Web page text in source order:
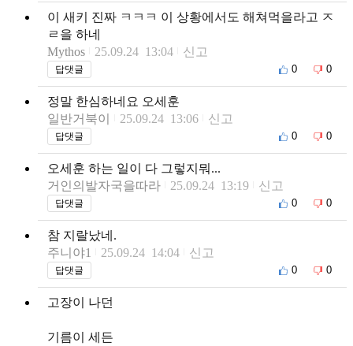
이 새키 진짜 ㅋㅋㅋ 이 상황에서도 해쳐먹을라고 ㅈ
ㄹ을 하네
Mythos
25.09.24 13:04 신고
답댓글 0 0
정말 한심하네요 오세훈
일반거북이
25.09.24 13:06 신고
답댓글 0 0
오세훈 하는 일이 다 그렇지뭐...
거인의발자국을따라
25.09.24 13:19 신고
답댓글 0 0
참 지랄났네.
주니야1
25.09.24 14:04 신고
답댓글 0 0
고장이 나던
기름이 세든